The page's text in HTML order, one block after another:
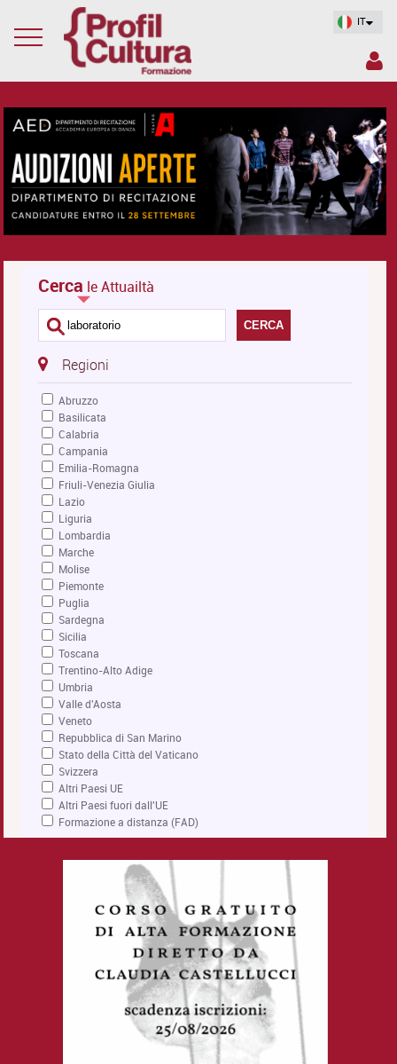
IT
Cerca le Attuailtà
CERCA
Regioni
Abruzzo
Basilicata
Calabria
Campania
Emilia-Romagna
Friuli-Venezia Giulia
Lazio
Liguria
Lombardia
Marche
Molise
Piemonte
Puglia
Sardegna
Sicilia
Toscana
Trentino-Alto Adige
Umbria
Valle d'Aosta
Veneto
Repubblica di San Marino
Stato della Città del Vaticano
Svizzera
Altri Paesi UE
Altri Paesi fuori dall'UE
Formazione a distanza (FAD)